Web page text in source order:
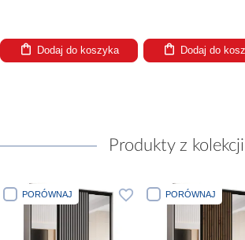
Dodaj do koszyka Dodaj do
Produkty z kolekcji
PORÓWNAJ PORÓWNAJ